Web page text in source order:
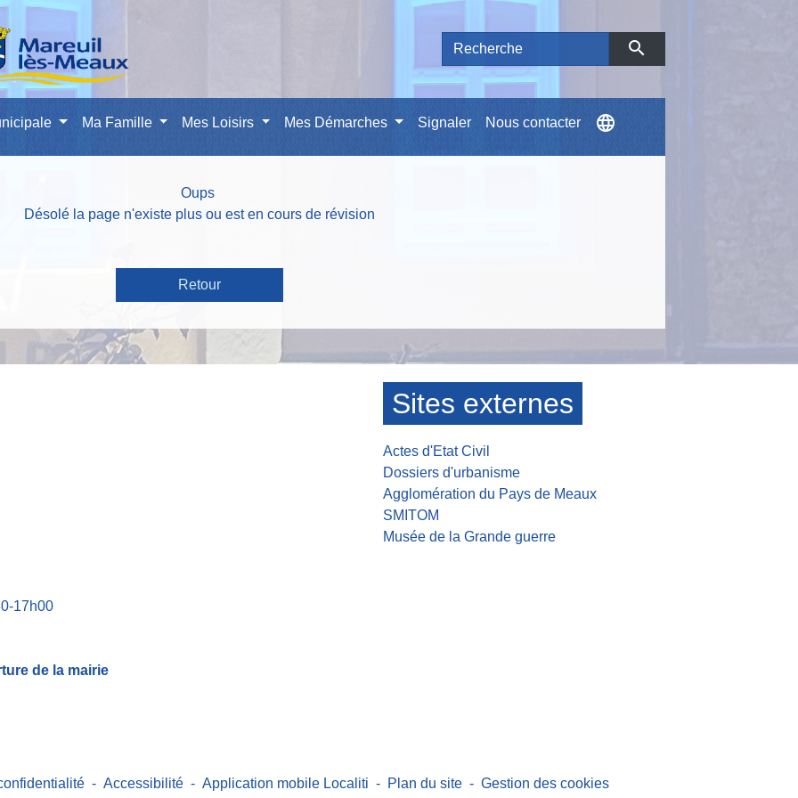
search
Ma Famille Mes Loisirs Mes Démarches Signaler Nous contacter language
Oups
Désolé la page n'existe plus ou est en cours de révision
Retour
17h00
de la mairie
Sites externes
Actes d'Etat Civil
Dossiers d'urbanisme
Agglomération du Pays de Meaux
SMITOM
Musée de la Grande guerre
- Accessibilité - Application mobile Localiti - Plan du site - Gestion des cookies